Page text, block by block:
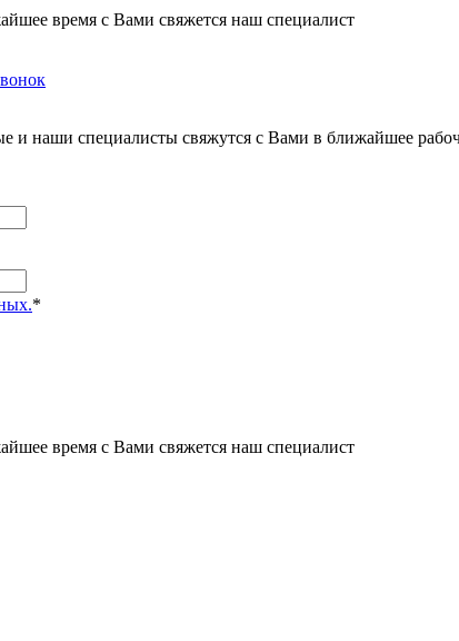
время с Вами свяжется наш специалист
и наши специалисты свяжутся с Вами в ближайшее
*
время с Вами свяжется наш специалист